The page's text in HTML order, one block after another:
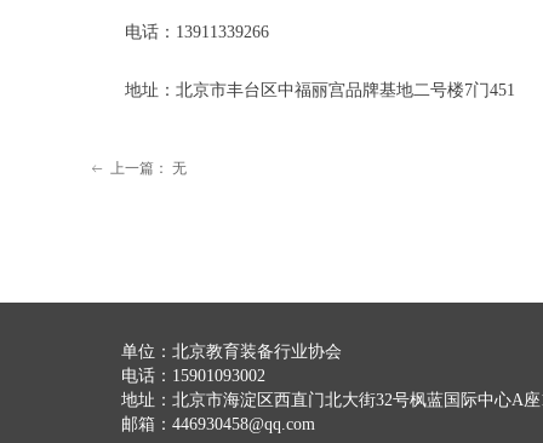
电话：13911339266
地址：北京市丰台区中福丽宫品牌基地二号楼7门451
ꂃ 上一篇： 无
单位： 北京教育装备行业协会
电话： 15901093002
地址： 北京市海淀区西直门北大街32号枫蓝国际中心A座
邮箱： 446930458@qq.com